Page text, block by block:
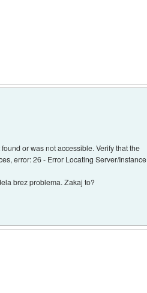
or was not accessible. Verify that the
error: 26 - Error Locating Server/Instance
brez problema. Zakaj to?